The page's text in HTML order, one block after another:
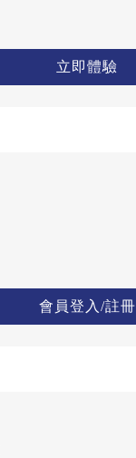
立即體驗
會員登入/註冊